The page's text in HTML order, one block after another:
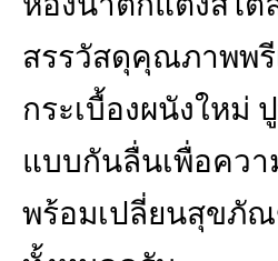
สรรวัสดุคุณภาพพรี
กระเบื้องผนังใหม่
แบบกันลื่นเพื่อคว
พร้อมเปลี่ยนสุขภั